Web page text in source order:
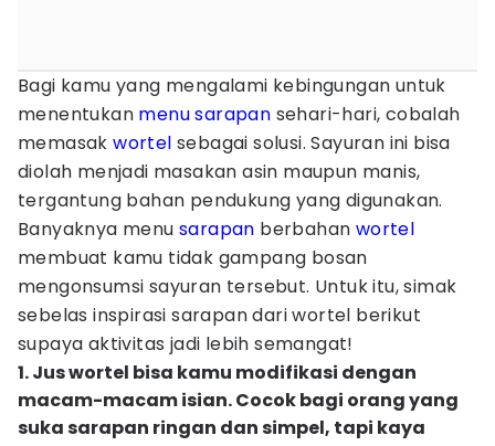
Bagi kamu yang mengalami kebingungan untuk
menentukan menu sarapan sehari-hari, cobalah
memasakwortel sebagai solusi. Sayuran ini bisa
diolah menjadi masakan asin maupun manis,
tergantung bahan pendukung yang digunakan.
Banyaknya menu sarapan berbahan wortel
membuat kamu tidak gampang bosan
mengonsumsi sayuran tersebut. Untuk itu, simak
sebelas inspirasi sarapan dari wortel berikut
supaya aktivitas jadi lebih semangat!
1. Jus wortel bisa kamu modifikasi dengan
macam-macam isian. Cocok bagi orang yang
suka sarapan ringan dan simpel, tapi kaya